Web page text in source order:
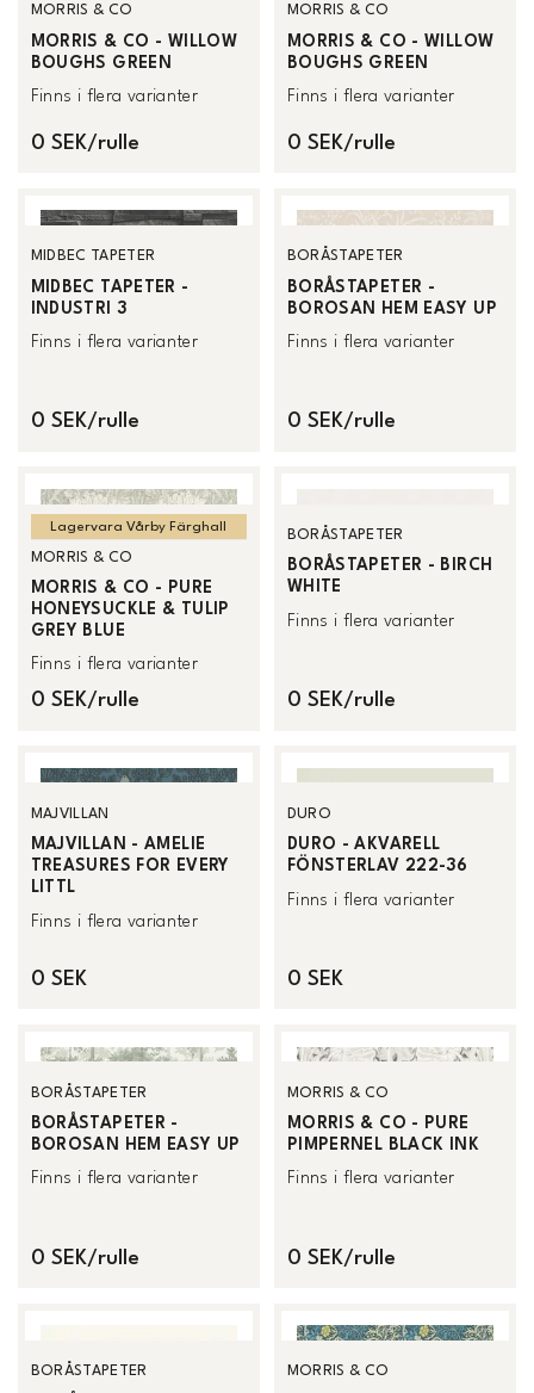
MORRIS & CO
MORRIS & CO - WILLOW
BOUGHS GREEN
Finns i flera varianter
0 SEK/rulle
MORRIS & CO
MORRIS & CO - WILLOW
BOUGHS GREEN
Finns i flera varianter
0 SEK/rulle
MIDBEC TAPETER
MIDBEC TAPETER -
INDUSTRI 3
Finns i flera varianter
0 SEK/rulle
BORÅSTAPETER
BORÅSTAPETER -
BOROSAN HEM EASY UP
Finns i flera varianter
0 SEK/rulle
Lagervara Vårby Färghall
MORRIS & CO
MORRIS & CO - PURE
HONEYSUCKLE & TULIP
GREY BLUE
Finns i flera varianter
0 SEK/rulle
BORÅSTAPETER
BORÅSTAPETER - BIRCH
WHITE
Finns i flera varianter
0 SEK/rulle
MAJVILLAN
MAJVILLAN - AMELIE
TREASURES FOR EVERY
LITTL
Finns i flera varianter
0 SEK
DURO
DURO - AKVARELL
FÖNSTERLAV 222-36
Finns i flera varianter
0 SEK
BORÅSTAPETER
BORÅSTAPETER -
BOROSAN HEM EASY UP
Finns i flera varianter
0 SEK/rulle
MORRIS & CO
MORRIS & CO - PURE
PIMPERNEL BLACK INK
Finns i flera varianter
0 SEK/rulle
BORÅSTAPETER MORRIS & CO